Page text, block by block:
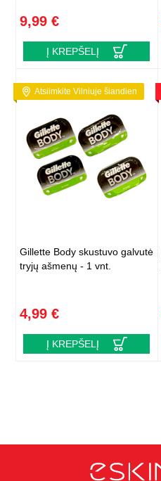
9,99 €
Į KREPŠELĮ
Atsiimkite Vilniuje šiandien
Gillette Body skustuvo galvutė
tryjų ašmenų - 1 vnt.
4,99 €
Į KREPŠELĮ